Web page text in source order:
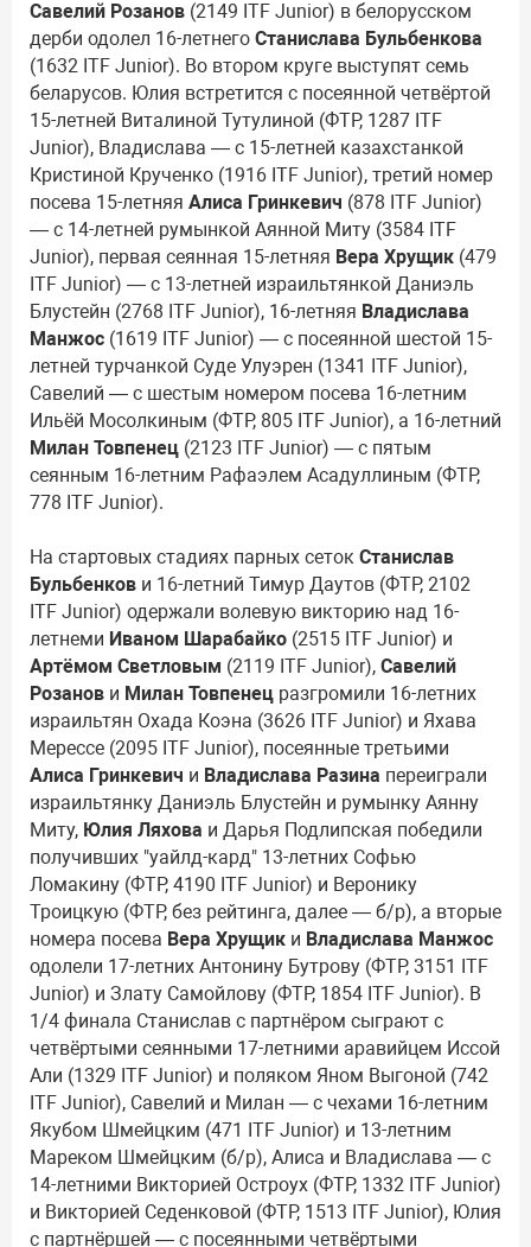
Савелий Розанов (2149 ITF Junior) в белорусском
дерби одолел 16-летнего Станислава Бульбенкова
(1632 ITF Junior). Во втором круге выступят семь
беларусов. Юлия встретится с посеянной четвёртой
15-летней Виталиной Тутулиной (ФТР, 1287 ITF
Junior), Владислава — с 15-летней казахстанкой
Кристиной Крученко (1916 ITF Junior), третий номер
посева 15-летняя Алиса Гринкевич (878 ITF Junior)
— с 14-летней румынкой Аянной Миту (3584 ITF
Junior), первая сеянная 15-летняя Вера Хрущик (479
ITF Junior) — с 13-летней израильтянкой Даниэль
Блустейн (2768 ITF Junior), 16-летняя Владислава
Манжос (1619 ITF Junior) — с посеянной шестой 15-
летней турчанкой Суде Улуэрен (1341 ITF Junior),
Савелий — с шестым номером посева 16-летним
Ильёй Мосолкиным (ФТР, 805 ITF Junior), а 16-летний
Милан Товпенец (2123 ITF Junior) — с пятым
сеянным 16-летним Рафаэлем Асадуллиным (ФТР,
778 ITF Junior).
На стартовых стадиях парных сеток Станислав
Бульбенков и 16-летний Тимур Даутов (ФТР, 2102
ITF Junior) одержали волевую викторию над 16-
летнеми Иваном Шарабайко (2515 ITF Junior) и
Артёмом Светловым (2119 ITF Junior), Савелий
Розанов и Милан Товпенец разгромили 16-летних
израильтян Охада Коэна (3626 ITF Junior) и Яхава
Мерессе (2095 ITF Junior), посеянные третьими
Алиса Гринкевич и Владислава Разина переиграли
израильтянку Даниэль Блустейн и румынку Аянну
Миту, Юлия Ляхова и Дарья Подлипская победили
получивших "уайлд-кард" 13-летних Софью
Ломакину (ФТР, 4190 ITF Junior) и Веронику
Троицкую (ФТР, без рейтинга, далее — б/р), а вторые
номера посева Вера Хрущик и Владислава Манжос
одолели 17-летних Антонину Бутрову (ФТР, 3151 ITF
Junior) и Злату Самойлову (ФТР, 1854 ITF Junior). В
1/4 финала Станислав с партнёром сыграют с
четвёртыми сеянными 17-летними аравийцем Иссой
Али (1329 ITF Junior) и поляком Яном Выгоной (742
ITF Junior), Савелий и Милан — с чехами 16-летним
Якубом Шмейцким (471 ITF Junior) и 13-летним
Мареком Шмейцким (б/р), Алиса и Владислава — с
14-летними Викторией Остроух (ФТР, 1332 ITF Junior)
и Викторией Седенковой (ФТР, 1513 ITF Junior), Юлия
с партнёршей — с посеянными четвёртыми